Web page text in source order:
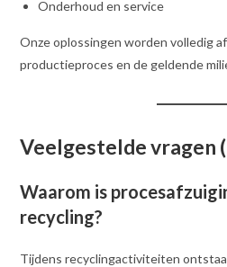
Onderhoud en service
Onze oplossingen worden volledig
productieproces en de geldende
Veelgestelde vragen
Waarom is
recycling?
Tijdens recyclingactiviteiten